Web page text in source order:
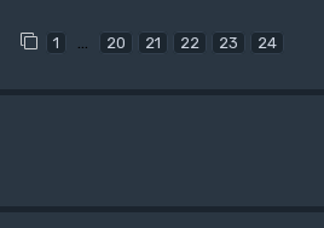
1 … 20 21 22 23 24